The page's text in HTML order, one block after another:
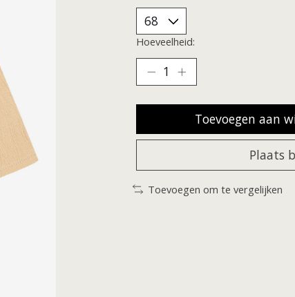
Hoeveelheid:
Toevoegen aan
Plaats
Toevoegen om te vergelijken